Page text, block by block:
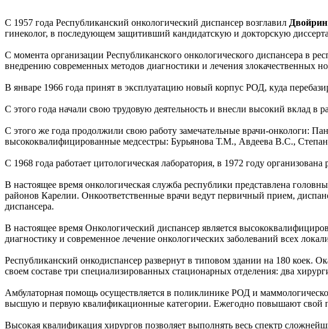
С 1957 года Республиканский онкологический диспансер возглавил
гинеколог, в последующем защитивший кандидатскую и докторскую
С момента организации Республиканского онкологического диспансера в
внедрению современных методов диагностики и лечения злокачественных
В январе 1966 года принят в эксплуатацию новый корпус РОД, куда
С этого года начали свою трудовую деятельность и внесли высокий
С этого же года продолжили свою работу замечательные врачи-
высококвалифицированные медсестры: Бурьянова Т.М., Авдеева B.C.,
С 1968 года работает цитологическая лаборатория, в 1972 году
В настоящее время онкологическая служба республики представлена
районов Карелии. Онкоответственные врачи ведут первичный прием,
диспансера.
В настоящее время Онкологический диспансер является
диагностику и современное лечение онкологических заболеваний всех
Республиканский онкодиспансер развернут в типовом здании на 180
своем составе три специализированных стационарных отделения: два
Амбулаторная помощь осуществляется в поликлинике РОД и
высшую и первую квалификационные категории. Ежегодно повышают свой
Высокая квалификация хирургов позволяет выполнять весь спектр